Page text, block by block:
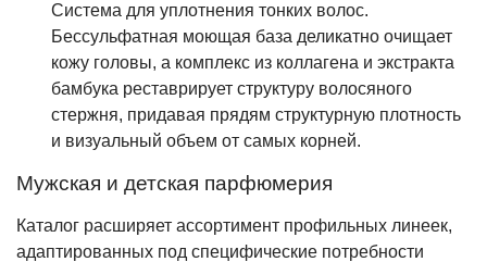
Система для уплотнения тонких волос.
Бессульфатная моющая база деликатно очищает
кожу головы, а комплекс из коллагена и экстракта
бамбука реставрирует структуру волосяного
стержня, придавая прядям структурную плотность
и визуальный объем от самых корней.
Мужская и детская парфюмерия
Каталог расширяет ассортимент профильных линеек,
адаптированных под специфические потребности